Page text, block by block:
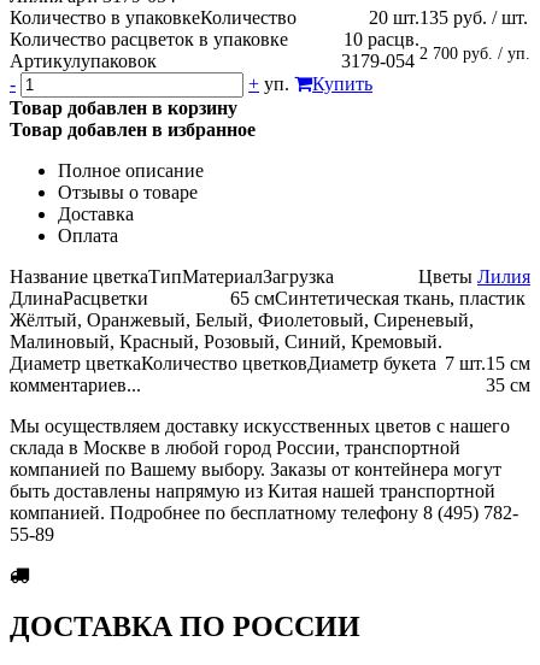
135 руб. / шт.
2 700 руб. / уп.
Количество в упаковке
20 шт.
Количество расцветок в упаковке
10 расцв.
Артикул
3179-054
Количество
упаковок
-
+ уп.
Купить
Товар добавлен в корзину
Товар добавлен в избранное
Полное описание
Отзывы о товаре
Доставка
Оплата
Название цветка
Лилия
Тип Цветы
Материал
Синтетическая ткань, пластик
Длина 65 см
Расцветки
Жёлтый, Оранжевый, Белый, Фиолетовый, Сиреневый,
Малиновый, Красный, Розовый, Синий, Кремовый.
Диаметр цветка
15 см
Количество цветков 7 шт.
Диаметр букета
35 см
Загрузка
комментариев...
Мы осуществляем доставку искусственных цветов с нашего
склада в Москве в любой город России, транспортной
компанией по Вашему выбору. Заказы от контейнера могут
быть доставлены напрямую из Китая нашей транспортной
компанией. Подробнее по бесплатному телефону 8 (495) 782-
55-89
ДОСТАВКА ПО РОССИИ